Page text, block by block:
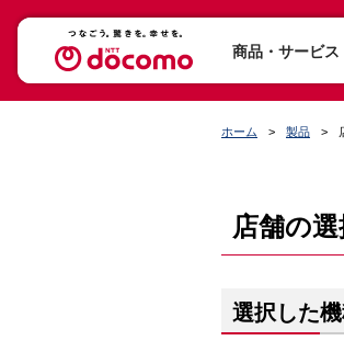
商品・サービス
ホーム 製品
店舗の選
選択した